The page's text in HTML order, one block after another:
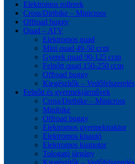
Elektromos rollerek
Cross/Dirtbike – Minicross
Offroad buggy
Quad – ATV
Elektromos quad
Mini quad 49-50 ccm
Gyerek quad 90-125 ccm
Felnőtt quad 150-250 ccm
Offroad buggy
Kiegészítők – Vedőfelszerelés
Felnőtt és gyermekjárművek
Cross/Dirtbike – Minicross
Minibike
Offroad buggy
Elektromos gyermektraktor
Elektromos kisautó
Elektromos kismotor
Tologató járgány
Kiegészítők – Vedőfelszerelés